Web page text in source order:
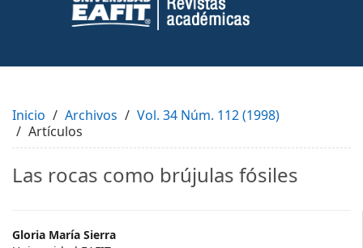
Content
Sidebar
Inicio Archivos
Vol. 34 Núm. 112 (1998)
Artículos
Las rocas como brújulas fósiles
Main
Gloria María Sierra